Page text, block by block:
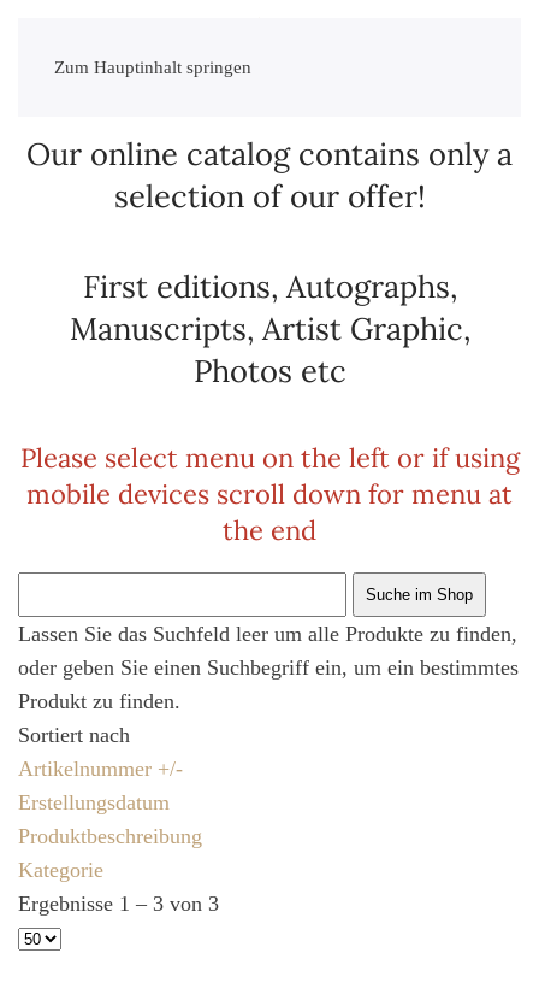
Zum Hauptinhalt springen
Our online catalog contains only a
selection of our offer!
First editions, Autographs,
Manuscripts, Artist Graphic,
Photos etc
Please select menu on the left or if using
mobile devices scroll down for menu at
the end
Lassen Sie das Suchfeld leer um alle Produkte zu finden,
oder geben Sie einen Suchbegriff ein, um ein bestimmtes
Produkt zu finden.
Sortiert nach
Artikelnummer +/-
Erstellungsdatum
Produktbeschreibung
Kategorie
Ergebnisse 1 – 3 von 3